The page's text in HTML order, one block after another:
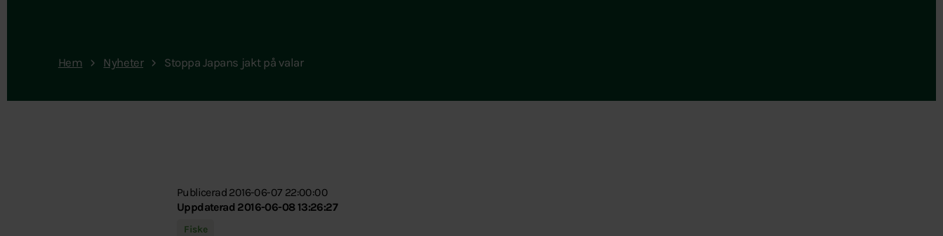
Hem Nyheter Stoppa Japans jakt på valar
Publicerad 2016-06-07 22:00:00
Uppdaterad 2016-06-08 13:26:27
Fiske